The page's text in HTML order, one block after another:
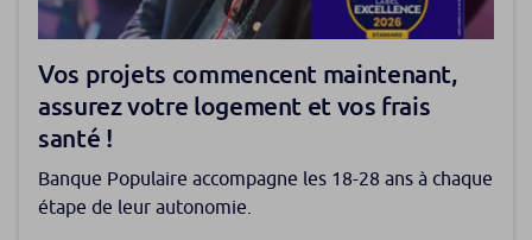
Vos projets commencent maintenant,
assurez votre logement et vos frais
santé !
Banque Populaire accompagne les 18-28 ans à chaque
étape de leur autonomie.